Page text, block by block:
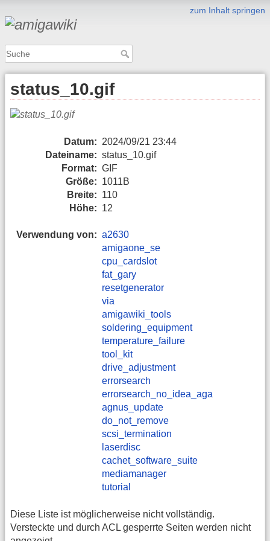
zum Inhalt springen
status_10.gif
Datum: 2024/09/21 23:44
Dateiname: status_10.gif
Format: GIF
Größe: 1011B
Breite: 110
Höhe: 12
Verwendung von: a2630
amigaone_se
cpu_cardslot
fat_gary
resetgenerator
via
amigawiki_tools
soldering_equipment
temperature_failure
tool_kit
drive_adjustment
errorsearch
errorsearch_no_idea_aga
agnus_update
do_not_remove
scsi_termination
laserdisc
cachet_software_suite
mediamanager
tutorial
Diese Liste ist möglicherweise nicht vollständig.
Versteckte und durch ACL gesperrte Seiten werden nicht